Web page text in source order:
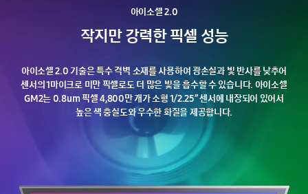
아이소셀2.0
작지만강력한픽셀 성능
아이소셀 2.0 기술은 특수 격벽 소재를 사용하여 광손실과 빛 반사를 낮추어
센서의 1마이크로 미만 픽셀로도 더 많은 빛을 흡수할 수 있습니다. 아이소셀
GM2는 0.8um 픽셀 4,800만 개가 소형 1/2.25” 센서에 내장되어 있어서
높은 색 충실도와 우수한 화질을 제공합니다.